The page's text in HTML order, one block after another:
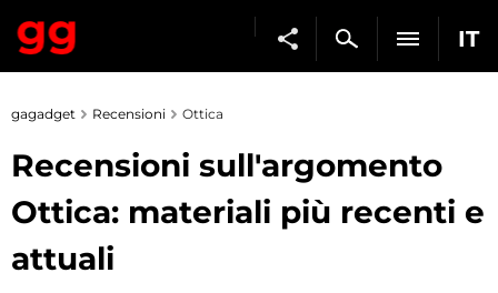
IT
gagadget Recensioni Ottica
Recensioni sull'argomento
Ottica: materiali più recenti e
attuali